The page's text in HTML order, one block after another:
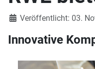
DetailsVeröffentlicht: 03.
Innovative